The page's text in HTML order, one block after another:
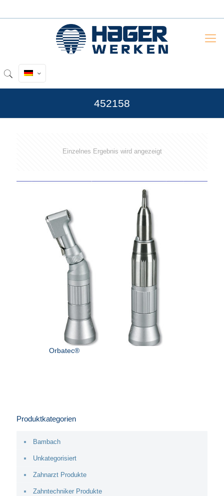
452158
Einzelnes Ergebnis wird angezeigt
Orbatec®
Produktkategorien
Bambach
Unkategorisiert
Zahnarzt Produkte
Zahntechniker Produkte